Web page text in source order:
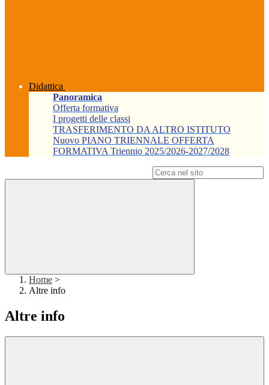
Didattica
Panoramica
Offerta formativa
I progetti delle classi
TRASFERIMENTO DA ALTRO ISTITUTO
Nuovo PIANO TRIENNALE OFFERTA
FORMATIVA Triennio 2025/2026-2027/2028
Home >
Altre info
Altre info